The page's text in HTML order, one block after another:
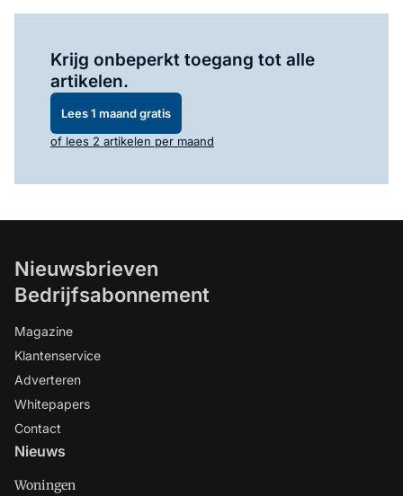
Krijg onbeperkt toegang tot alle
artikelen.
Lees 1 maand gratis
of lees 2 artikelen per maand
Nieuwsbrieven
Bedrijfsabonnement
Magazine
Klantenservice
Adverteren
Whitepapers
Contact
Nieuws
Woningen